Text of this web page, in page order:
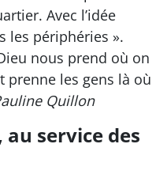
Avec l’idée
les périphéries ».
nous prend où on
prenne les gens là où
Quillon
service des